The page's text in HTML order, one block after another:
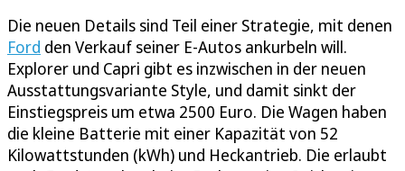
Die neuen Details sind Teil einer Strategie, mit denen
Ford den Verkauf seiner E-Autos ankurbeln will.
Explorer und Capri gibt es inzwischen in der neuen
Ausstattungsvariante Style, und damit sinkt der
Einstiegspreis um etwa 2500 Euro. Die Wagen haben
die kleine Batterie mit einer Kapazität von 52
Kilowattstunden (kWh) und Heckantrieb. Die erlaubt